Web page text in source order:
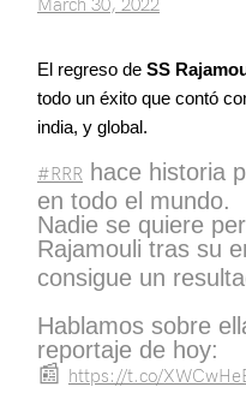
March 30, 2022
El regreso de SS
todo un éxito que contó
india, y global.
#RRR hace historia
en todo el mundo.
Nadie se quiere
Rajamouli tras su
consigue un
Hablamos sobre
reportaje de hoy:
📰 https://t.co/